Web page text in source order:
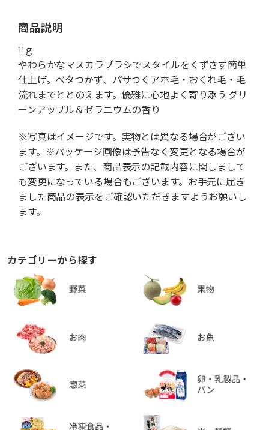
商品説明
11ｇ
やわらかなマスカラブラシでスタイルをくずさず簡単
仕上げ。ベタつかず、パサつくアホ毛・おくれ毛・毛
流れまでととのえます。優雅に心地よく寄り添う グリ
ーンアップル＆ゼラニウムの香り
※写真はイメージです。実物とは異なる場合がござい
ます。※パッケージ画像は予告なく変更となる場合が
ございます。また、商品表示の記載内容に関しまして
も変更になっている場合もございます。お手元に届き
ました商品の表示をご確認いただきますようお願いし
ます。
カテゴリーから探す